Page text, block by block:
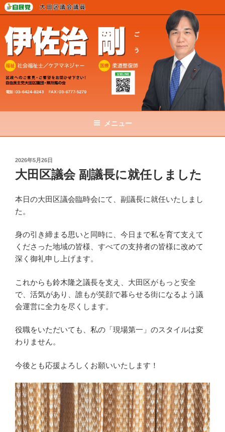
コ
ン
ン
へ
ス
キ
プ
メニュー
投
日:
2026年5月26日
大田区議会 副議長に就任しました
本日の大田区議会臨時会にて、副議長に就任いたしまし
た。
身の引き締まる思いと同時に、今日まで私を育て支えて
くださった地域の皆様、すべての支持者の皆様に改めて
深く御礼申し上げます。
これからも鈴木隆之議長を支え、大田区がもっと安全
で、活気があり、誰もが笑顔で暮らせる街になるよう議
会運営に全力を尽くします。
役職をいただいても、私の「現場第一」のスタイルは変
わりません。
今後とも応援よろしくお願いいたします！